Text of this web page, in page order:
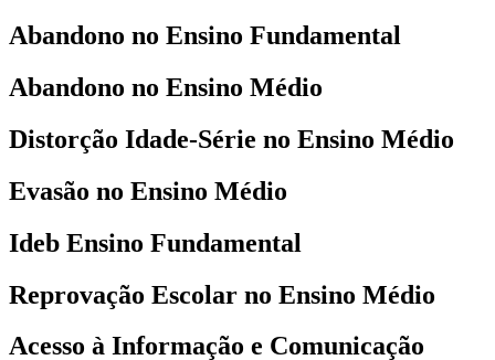
Abandono no Ensino Fundamental
Abandono no Ensino Médio
Distorção Idade-Série no Ensino Médio
Evasão no Ensino Médio
Ideb Ensino Fundamental
Reprovação Escolar no Ensino Médio
Acesso à Informação e Comunicação